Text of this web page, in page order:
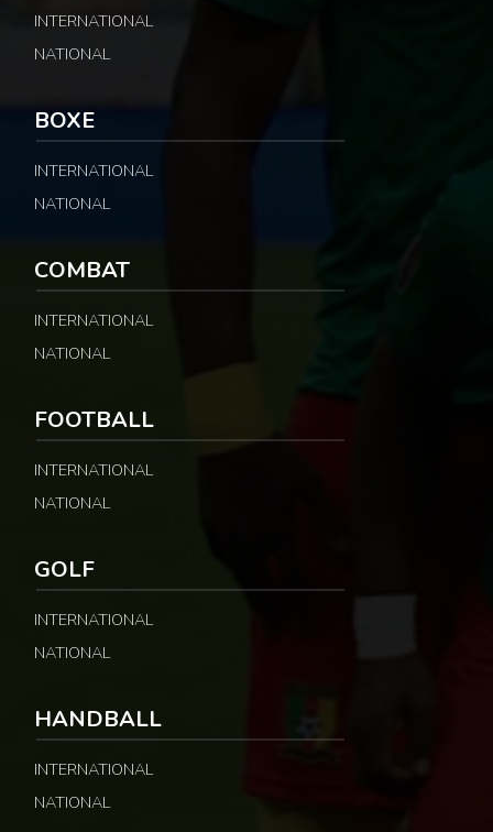
INTERNATIONAL
NATIONAL
BOXE
INTERNATIONAL
NATIONAL
COMBAT
INTERNATIONAL
NATIONAL
FOOTBALL
INTERNATIONAL
NATIONAL
GOLF
INTERNATIONAL
NATIONAL
HANDBALL
INTERNATIONAL
NATIONAL